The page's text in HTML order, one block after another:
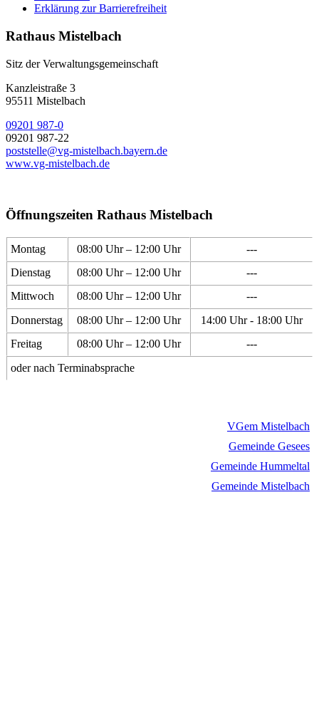
Erklärung zur Barrierefreiheit
Rathaus Mistelbach
Sitz der Verwaltungsgemeinschaft
Kanzleistraße 3
95511 Mistelbach
09201 987-0
09201 987-22
poststelle@vg-mistelbach.bayern.de
www.vg-mistelbach.de
Öffnungszeiten Rathaus Mistelbach
Montag 08:00 Uhr – 12:00 Uhr
---
Dienstag
08:00 Uhr – 12:00 Uhr
---
Mittwoch
08:00 Uhr – 12:00 Uhr
---
Donnerstag
08:00 Uhr – 12:00 Uhr
14:00 Uhr - 18:00 Uhr
Freitag
08:00 Uhr – 12:00 Uhr
---
oder nach Terminabsprache
VGem Mistelbach
Gemeinde Gesees
Gemeinde Hummeltal
Gemeinde Mistelbach